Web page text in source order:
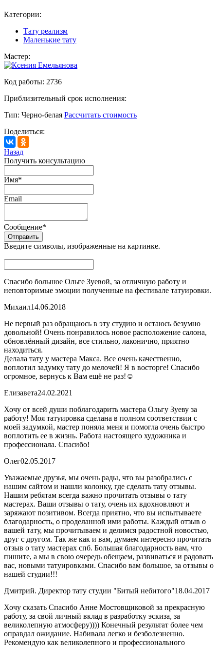
Категории:
Тату реализм
Маленькие тату
Мастер:
Код работы: 2736
Приблизительный срок исполнения:
Тип: Черно-белая Рассчитать стоимость
Поделиться:
Назад
Получить консультацию
Имя*
Email
Сообщение*
Введите символы, изображенные на картинке.
Спасибо большое Ольге Зуевой, за отличную работу и
неповторимые эмоции полученные на фестивале татуировки.
Михаил14.06.2018
Не первый раз обращаюсь в эту студию и остаюсь безумно
довольной! Очень понравилось новое расположение салона,
обновлённый дизайн, все стильно, лаконично, приятно
находиться.
Делала тату у мастера Макса. Все очень качественно,
воплотил задумку тату до мелочей! Я в восторге! Спасибо
огромное, вернусь к Вам ещё не раз!☺️
Елизавета24.02.2021
Хочу от всей души поблагодарить мастера Ольгу Зуеву за
работу! Моя татуировка сделана в полном соответствии с
моей задумкой, мастер поняла меня и помогла очень быстро
воплотить ее в жизнь. Работа настоящего художника и
профессионала. Спасибо!
Олег02.05.2017
Уважаемые друзья, мы очень рады, что вы разобрались с
нашим сайтом и нашли колонку, где сделать тату отзывы.
Нашим ребятам всегда важно прочитать отзывы о тату
мастерах. Ваши отзывы о тату, очень их вдохновляют и
заряжают позитивом. Всегда приятно, что вы испытываете
благодарность, о проделанной ими работы. Каждый отзыв о
вашей тату, мы прочитываем и делимся радостной новостью,
друг с другом. Так же как и вам, думаем интересно прочитать
отзыв о тату мастерах спб. Большая благодарность вам, что
пишите, а мы в свою очередь обещаем, развиваться и радовать
вас, новыми татуировками. Спасибо вам большое, за отзывы о
нашей студии!!!
Дмитрий. Директор тату студии "Битый небитого"18.04.2017
Хочу сказать Спасибо Анне Мостовщиковой за прекрасную
работу, за свой личный вклад в разработку эскиза, за
великолепную атмосферу)))) Конечный результат более чем
оправдал ожидание. Набивала легко и безболезненно.
Рекомендую как великолепного и профессионального